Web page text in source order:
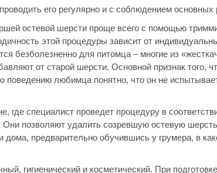
его регулярно и с соблюдением основных
остевой шерсти проще всего с помощью
этой процедуры зависит от
безболезненно для питомца – многие из
от старой шерсти. Основной признак того,
поведению любимца понятно, что он не
где специалист проведет процедуру в
Они позволяют удалить созревшую остевую
предварительно обучившись у грумера, в
гигиенический и косметический. При